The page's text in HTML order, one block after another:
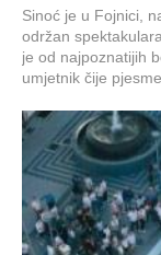
Sinoć je u Fojnici,
održan
je od najpoznatijih
umjetnik čije